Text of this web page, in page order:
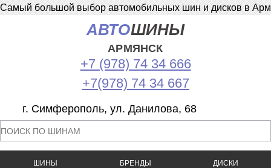
Самый большой выбор автомобильных шин и дисков в
АВТОШИНЫ
АРМЯНСК
+7 (978) 74 34 666
+7(978) 74 34 667
г. Симферополь, ул. Данилова, 68
ШИНЫ БРЕНДЫ ДИСКИ